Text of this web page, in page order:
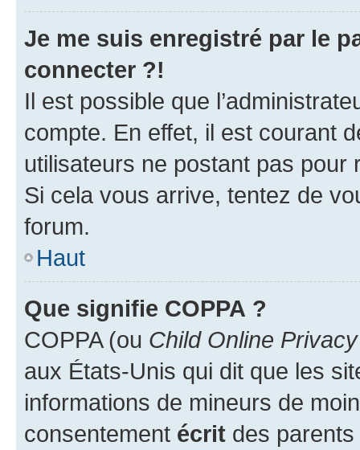
Je me suis enregistré par le
connecter ?!
Il est possible que
compte. En effet, il est courant
utilisateurs ne postant pas pour
Si cela vous arrive, tentez de
forum.
Haut
Que signifie COPPA ?
COPPA (ou Child Online
aux États-Unis qui dit que les
informations de mineurs de
consentement écrit des parents